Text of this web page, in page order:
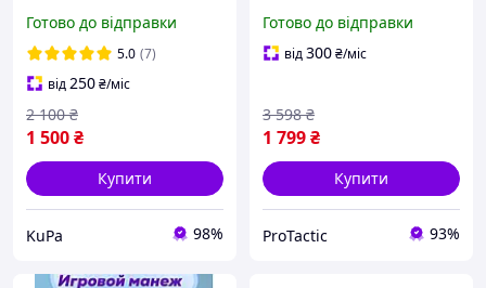
Сірий (MGM01)
Готово до відправки
5.0 (7)
від250₴/міс
1 500₴
2 100 ₴
Купити
KuPa 98%
розвитку, Огорожа манеж
для безпечних ігор удома
Готово до відправки
від300₴/міс
1 799₴
3 598 ₴
Купити
ProTactic 93%